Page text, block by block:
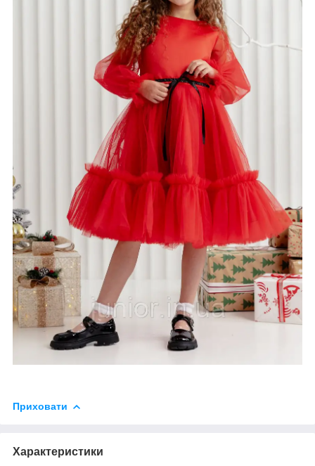
Приховати
Характеристики